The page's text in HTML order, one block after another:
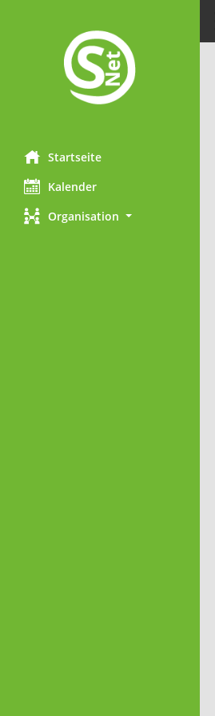
Startseite
Kalender
Organisation